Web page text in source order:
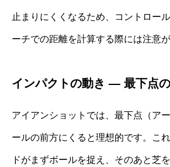
止まりにくくなるため、コントロー
ーチでの距離を計算する際には注意が
インパクトの動き ― 最下点
アイアンショットでは、最下点（ア
ールの前方にくると理想的です。こ
ドがまずボールを捉え、そのあと芝